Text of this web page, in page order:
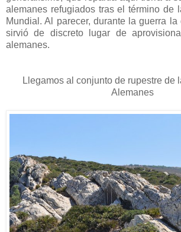
alemanes refugiados tras el término de
Mundial. Al parecer, durante la guerra la
sirvió de discreto lugar de
alemanes.
Llegamos al conjunto de rupestre de
Alemanes